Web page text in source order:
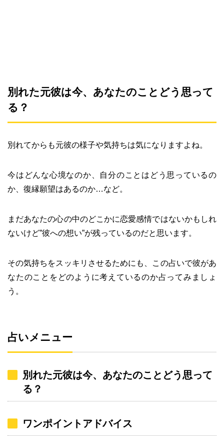
別れた元彼は今、あなたのことどう思って
る？
別れてからも元彼の様子や気持ちは気になりますよね。
今はどんな心境なのか、自分のことはどう思っているの
か、復縁願望はあるのか…など。
まだあなたの心の中のどこかに恋愛感情ではないかもしれ
ないけど”彼への想い”が残っているのだと思います。
その気持ちをスッキリさせるためにも、この占いで彼があ
なたのことをどのように考えているのか占ってみましょ
う。
占いメニュー
別れた元彼は今、あなたのことどう思って
る？
ワンポイントアドバイス